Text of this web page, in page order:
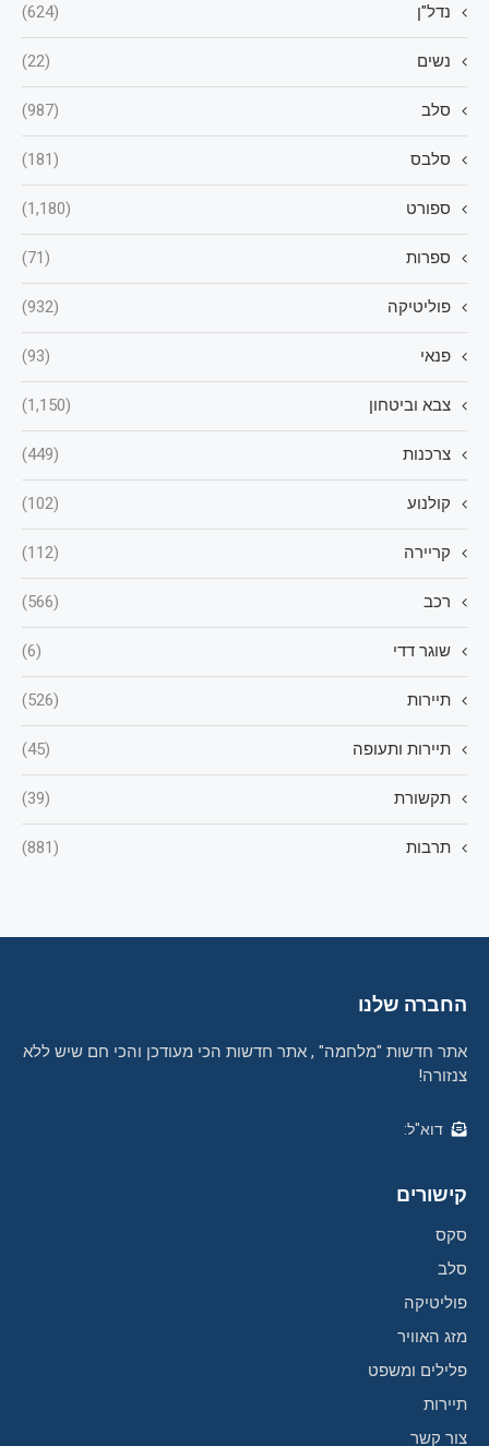
נדל"ן (624)
נשים (22)
סלב (987)
סלבס (181)
ספורט (1,180)
ספרות (71)
פוליטיקה (932)
פנאי (93)
צבא וביטחון (1,150)
צרכנות (449)
קולנוע (102)
קריירה (112)
רכב (566)
שוגר דדי (6)
תיירות (526)
תיירות ותעופה (45)
תקשורת (39)
תרבות (881)
החברה שלנו
אתר חדשות "מלחמה" , אתר חדשות הכי מעודכן והכי חם שיש ללא
צנזורה!
דוא"ל:
קישורים
סקס
סלב
פוליטיקה
מזג האוויר
פלילים ומשפט
תיירות
צור קשר